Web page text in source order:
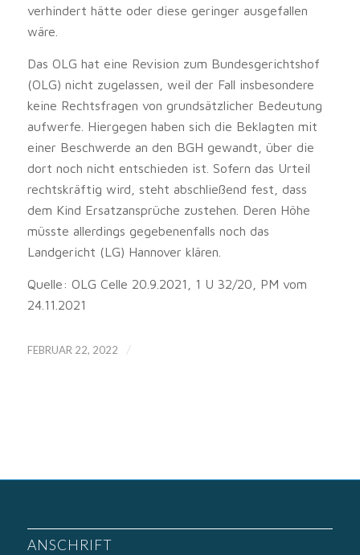
verhindert hätte oder diese geringer ausgefallen
wäre.
Das OLG hat eine Revision zum Bundesgerichtshof
(OLG) nicht zugelassen, weil der Fall insbesondere
keine Rechtsfragen von grundsätzlicher Bedeutung
aufwerfe. Hiergegen haben sich die Beklagten mit
einer Beschwerde an den BGH gewandt, über die
dort noch nicht entschieden ist. Sofern das Urteil
rechtskräftig wird, steht abschließend fest, dass
dem Kind Ersatzansprüche zustehen. Deren Höhe
müsste allerdings gegebenenfalls noch das
Landgericht (LG) Hannover klären.
Quelle: OLG Celle 20.9.2021, 1 U 32/20, PM vom
24.11.2021
FEBRUAR 22, 2022 /
ANSCHRIFT